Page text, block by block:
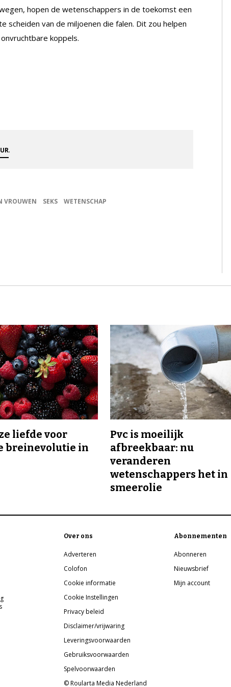
hopen de wetenschappers in de toekomst een
scheiden van de miljoenen die falen. Dit zou helpen
koppels.
.
VROUWEN SEKS WETENSCHAP
liefde voor
breinevolutie in
Pvc is moeilijk
afbreekbaar: nu
veranderen
wetenschappers het in
smeerolie
Over ons
Adverteren
Colofon
Cookie informatie
Cookie Instellingen
Privacy beleid
Disclaimer/vrijwaring
Leveringsvoorwaarden
Gebruiksvoorwaarden
Spelvoorwaarden
© Roularta Media Nederland
Abonnementen
Abonneren
Nieuwsbrief
Mijn account